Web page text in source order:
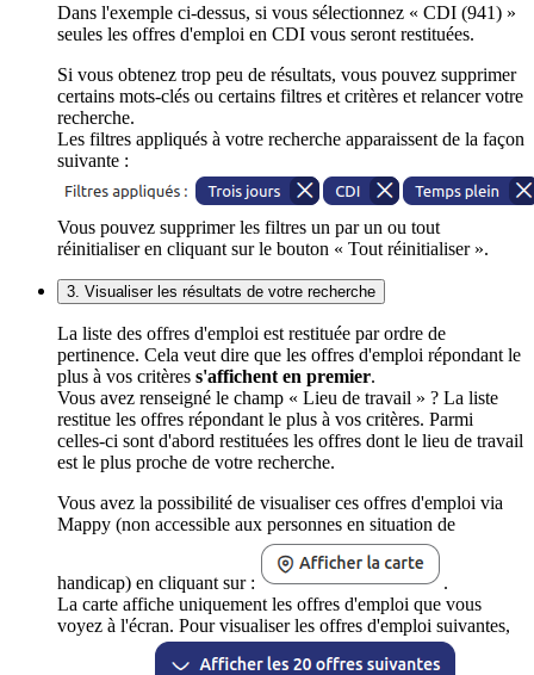
Dans l'exemple ci-dessus, si vous sélectionnez « CDI (941) »
seules les offres d'emploi en CDI vous seront restituées.
Si vous obtenez trop peu de résultats, vous pouvez supprimer
certains mots-clés ou certains filtres et critères et relancer votre
recherche.
Les filtres appliqués à votre recherche apparaissent de la façon
suivante :
Vous pouvez supprimer les filtres un par un ou tout
réinitialiser en cliquant sur le bouton « Tout réinitialiser ».
3. Visualiser les résultats de votre recherche
La liste des offres d'emploi est restituée par ordre de
pertinence. Cela veut dire que les offres d'emploi répondant le
plus à vos critères s'affichent en premier.
Vous avez renseigné le champ « Lieu de travail » ? La liste
restitue les offres répondant le plus à vos critères. Parmi
celles-ci sont d'abord restituées les offres dont le lieu de travail
est le plus proche de votre recherche.
Vous avez la possibilité de visualiser ces offres d'emploi via
Mappy (non accessible aux personnes en situation de
handicap) en cliquant sur :
.
La carte affiche uniquement les offres d'emploi que vous
voyez à l'écran. Pour visualiser les offres d'emploi suivantes,